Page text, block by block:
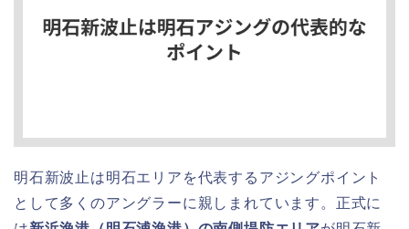
明石新波止は明石エリアを代表するアジングポイント
として多くのアングラーに親しまれています。正式に